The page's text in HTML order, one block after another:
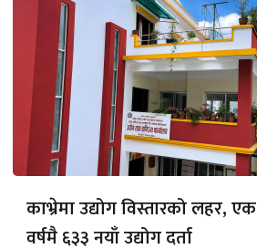
काभ्रेमा उद्योग विस्तारको लहर, एक
वर्षमै ६३३ नयाँ उद्योग दर्ता